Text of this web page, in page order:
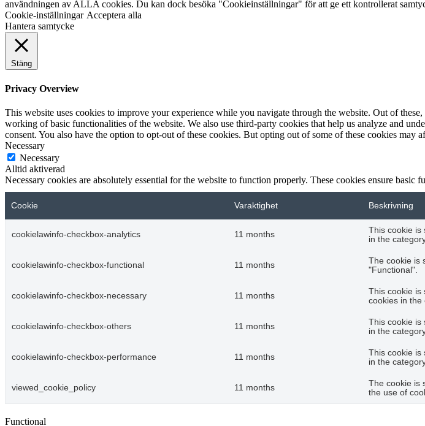
användningen av ALLA cookies. Du kan dock besöka "Cookieinställningar" för att ge ett kontrollerat
Cookie-inställningar Acceptera alla
Hantera samtycke
Stäng
Privacy Overview
This website uses cookies to improve your experience while you navigate through the website. Out of
working of basic functionalities of the website. We also use third-party cookies that help us analyze and
consent. You also have the option to opt-out of these cookies. But opting out of some of these cookies may
Necessary
Necessary
Alltid aktiverad
Necessary cookies are absolutely essential for the website to function properly. These cookies ensure basic
Cookie Varaktighet Beskrivning
cookielawinfo-checkbox-analytics 11 months
This cookie is
in the
cookielawinfo-checkbox-functional 11 months
The cookie is
"Functional".
cookielawinfo-checkbox-necessary 11 months
This cookie is
cookies in the
cookielawinfo-checkbox-others 11 months
This cookie is
in the
cookielawinfo-checkbox-performance 11 months
This cookie is
in the
viewed_cookie_policy 11 months
The cookie is
the use of
Functional